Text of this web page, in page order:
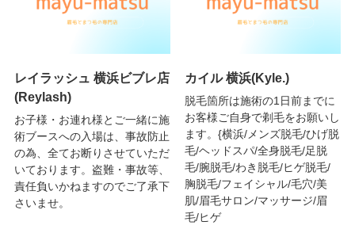
レイラッシュ 横浜ビブレ店
(Reylash)
お子様・お連れ様とご一緒に施
術ブースへの入場は、事故防止
の為、全てお断りさせていただ
いております。盗難・事故等、
責任負いかねますのでご了承下
さいませ。
カイル 横浜(Kyle.)
脱毛箇所は施術の1日前までに
お客様ご自身で剃毛をお願いし
ます。{横浜/メンズ脱毛/ひげ脱
毛/ヘッドスパ/全身脱毛/足脱
毛/腕脱毛/わき脱毛/ヒゲ脱毛/
胸脱毛/フェイシャル/毛穴/美
肌/眉毛サロン/マッサージ/眉
毛/ヒゲ